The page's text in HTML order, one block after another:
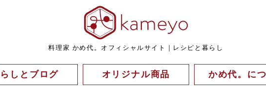
料理家 かめ代。オフィシャルサイト｜レシピと暮らし
しとブログ オリジナル商品 かめ代。に